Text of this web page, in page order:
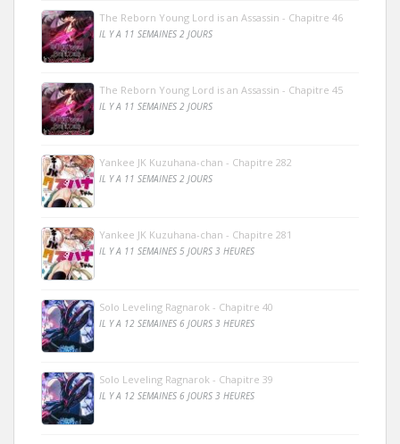
The Reborn Young Lord is an Assassin - Chapitre 46
IL Y A 11 SEMAINES 2 JOURS
The Reborn Young Lord is an Assassin - Chapitre 45
IL Y A 11 SEMAINES 2 JOURS
Yankee JK Kuzuhana-chan - Chapitre 282
IL Y A 11 SEMAINES 2 JOURS
Yankee JK Kuzuhana-chan - Chapitre 281
IL Y A 11 SEMAINES 5 JOURS 3 HEURES
Solo Leveling Ragnarok - Chapitre 40
IL Y A 12 SEMAINES 6 JOURS 3 HEURES
Solo Leveling Ragnarok - Chapitre 39
IL Y A 12 SEMAINES 6 JOURS 3 HEURES